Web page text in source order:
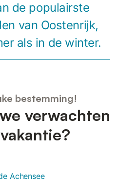
de populairste
van Oostenrijk,
als in de winter.
bestemming!
verwachten
Achensee